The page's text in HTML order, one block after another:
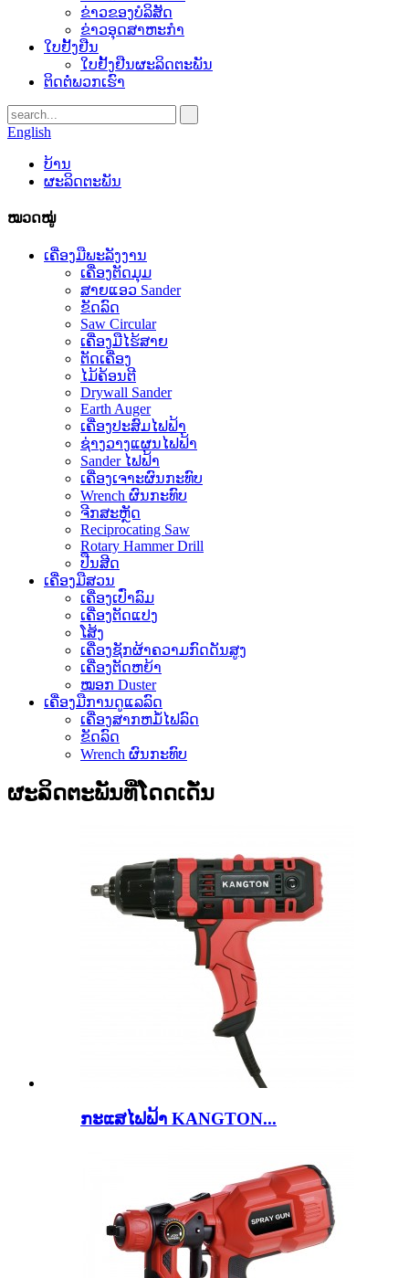
ຂ່າວຂອງບໍລິສັດ
ຂ່າວອຸດສາຫະກໍາ
ໃບຢັ້ງຢືນ
ໃບຢັ້ງຢືນຜະລິດຕະພັນ
ຕິດ​ຕໍ່​ພວກ​ເຮົາ
English
ບ້ານ
ຜະລິດຕະພັນ
ໝວດໝູ່
ເຄື່ອງມືພະລັງງານ
ເຄື່ອງຕັດມຸມ
ສາຍແອວ Sander
ຂັດລົດ
Saw Circular
ເຄື່ອງມືໄຮ້ສາຍ
ຕັດເຄື່ອງ
ໄມ້ຄ້ອນຕີ
Drywall Sander
Earth Auger
ເຄື່ອງປະສົມໄຟຟ້າ
ຊ່າງວາງແຜນໄຟຟ້າ
Sander ໄຟຟ້າ
ເຄື່ອງເຈາະຜົນກະທົບ
Wrench ຜົນກະທົບ
ຈີກສະຫຼັດ
Reciprocating Saw
Rotary Hammer Drill
ປືນສີດ
ເຄື່ອງມືສວນ
ເຄື່ອງເປົ່າລົມ
ເຄື່ອງຕັດແປງ
ໂສ້ງ
ເຄື່ອງຊັກຜ້າຄວາມກົດດັນສູງ
ເຄື່ອງຕັດຫຍ້າ
ໝອກ Duster
ເຄື່ອງມືການດູແລລົດ
ເຄື່ອງສາກຫມໍ້ໄຟລົດ
ຂັດລົດ
Wrench ຜົນກະທົບ
ຜະລິດຕະພັນທີ່ໂດດເດັ່ນ
ກະ​ແສ​ໄຟ​ຟ້າ KANGTON...